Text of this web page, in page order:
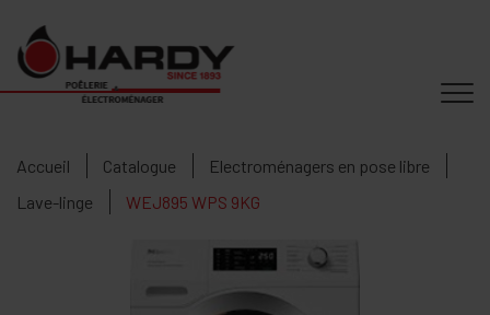
Accueil Catalogue
Electroménagers en pose libre
Lave-linge
WEJ895 WPS 9KG